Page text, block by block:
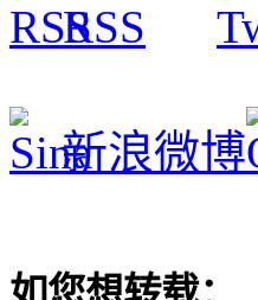
RSS
新浪微博